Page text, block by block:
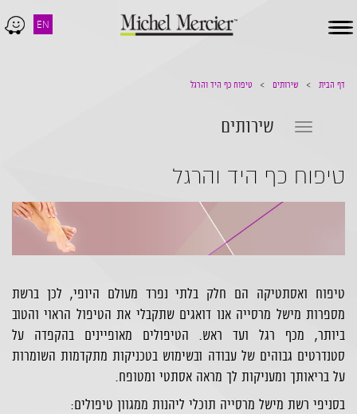
EN
Toggle
דף הבית שירותים טיפוח כף היד והרגל
שירותיםToggle
טיפוח כף היד והרגל
טיפוח ואסתטיקה הם חלק בלתי נפרד מעולם היופי, לכן ברשת
מספרות מישל מרסייה אנו דואגים שתקבלי את הטיפול הראוי והטוב
ביותר, מכף רגל ועד ראש. הטיפולים מאופיינים בהקפדה על
סטנדרטים גבוהים של עבודה ובשימוש בטכניקות מתקדמות השומרות
על בריאותך ומעניקות לך מראה אסתטי ומטופח.
בסניפי רשת מישל מרסייה תוכלי ליהנות ממגוון טיפולים: